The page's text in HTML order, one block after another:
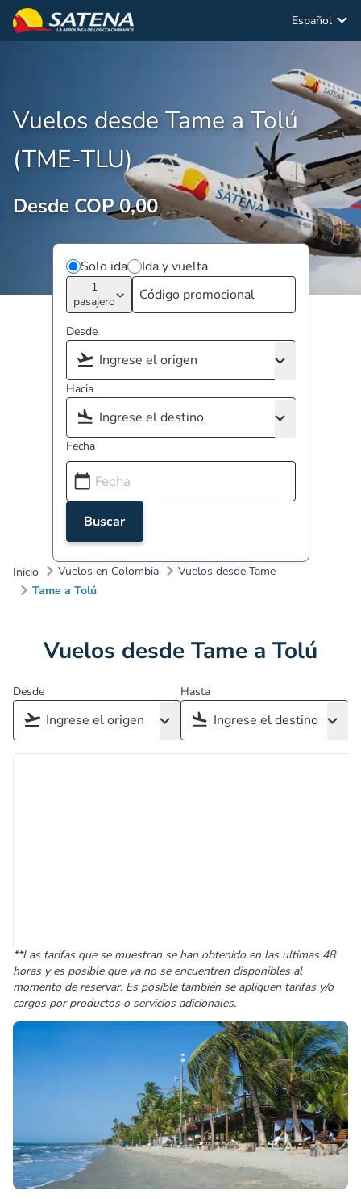
Español
Vuelos desde Tame a Tolú
(TME-TLU)
Desde COP 0,00
Solo ida Ida y vuelta
1
pasajero
Desde
Hacia
Fecha
Buscar
Inicio Vuelos en Colombia
Vuelos desde Tame
Tame a Tolú
Vuelos desde Tame a Tolú
Desde Hasta
**Las tarifas que se muestran se han obtenido en las ultimas 48
horas y es posible que ya no se encuentren disponibles al
momento de reservar. Es posible también se apliquen tarifas y/o
cargos por productos o servicios adicionales.